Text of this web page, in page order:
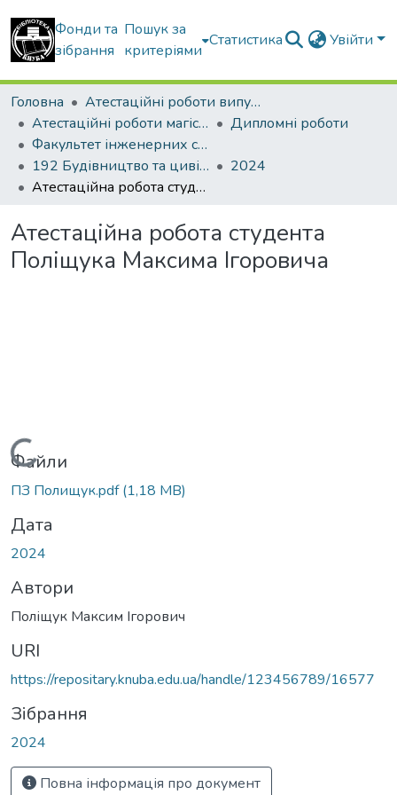
Фонди та
зібрання
Пошук за
критеріями
Статистика Увійти
Головна
Атестаційні роботи випускників
Атестаційні роботи магістрів
Дипломні роботи
Факультет інженерних систем та екології
192 Будівництво та цивільна інженерія. Теплогазопостачання і вентиляція
2024
Атестаційна робота студента Поліщука Максима Ігоровича
Атестаційна робота студента
Поліщука Максима Ігоровича
Вантажиться...
Файли
ПЗ Полищук.pdf(1,18 MB)
Дата
2024
Автори
Поліщук Максим Ігорович
URI
https://repositary.knuba.edu.ua/handle/123456789/16577
Зібрання
2024
Повна інформація про документ